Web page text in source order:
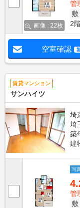
画像 : 22枚
管
敷
2
空室確認
賃貸マンション
サンハイツ
埼
埼
築
建
写
管
敷